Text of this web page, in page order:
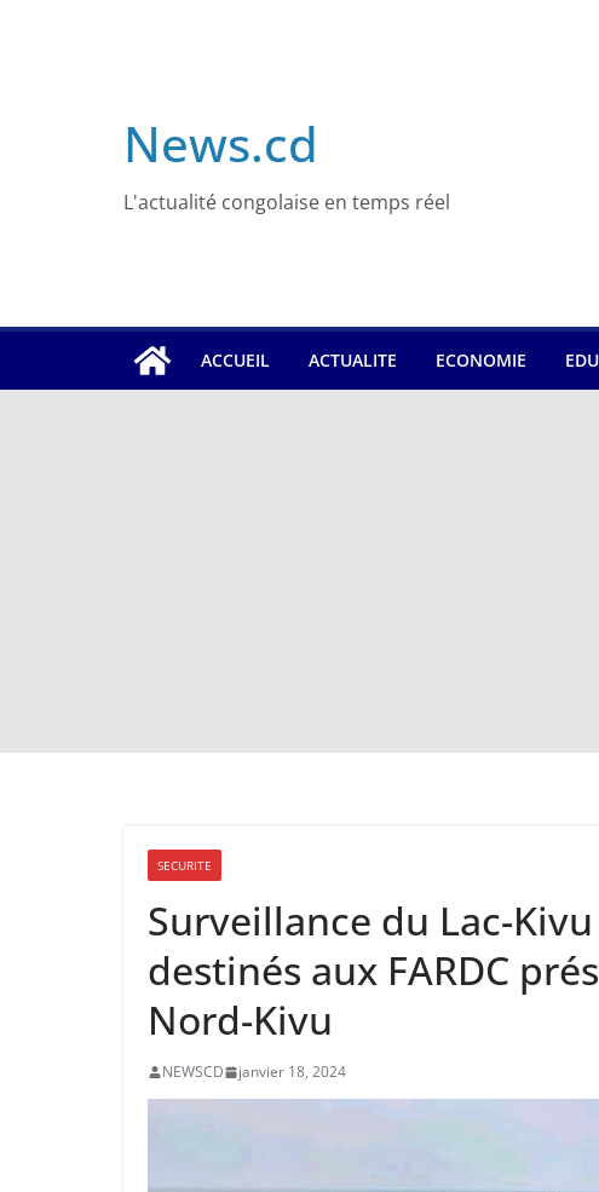
News.cd
L'actualité congolaise en temps réel
ACCUEIL ACTUALITE ECONOMIE
SECURITE
Surveillance du Lac-
destinés aux FARDC
Nord-Kivu
NEWSCD janvier 18, 2024